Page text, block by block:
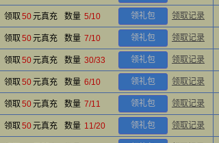
领取 50元真充 数量 5/10 领礼包 领取记录
领取 50元真充 数量 7/10 领礼包 领取记录
领取 50元真充 数量 30/33 领礼包 领取记录
领取 50元真充 数量 6/10 领礼包 领取记录
领取 50元真充 数量 7/11 领礼包 领取记录
领取 50元真充 数量 11/20 领礼包 领取记录